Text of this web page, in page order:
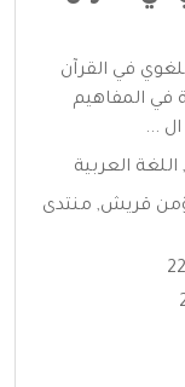
في القرآن
في المفاهيم
...
, اللغة العربية
قريش, منتدى